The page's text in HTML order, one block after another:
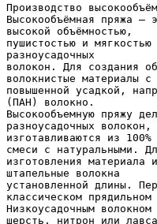
Производство
Высокообъёмная пряжа —
высокой объёмностью,
пушистостью и
разноусадочных
волокон. Для создания
волокнистые материалы с
повышенной усадкой,
(ПАН) волокно.
Высокообъемную пряжу
разноусадочных волокон,
изготавливаются из
смеси с натуральными.
изготовления материала
штапельные волокна
установленной длины.
классическом прядильном
Низкоусадочным
шерсть, нитрон или